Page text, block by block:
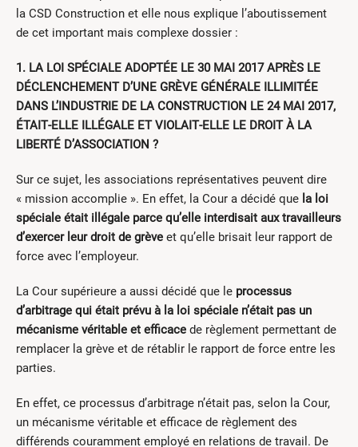
la CSD Construction et elle nous explique l’aboutissement
de cet important mais complexe dossier :
1. LA LOI SPÉCIALE ADOPTÉE LE 30 MAI 2017 APRÈS LE
DÉCLENCHEMENT D’UNE GRÈVE GÉNÉRALE ILLIMITÉE
DANS L’INDUSTRIE DE LA CONSTRUCTION LE 24 MAI 2017,
ÉTAIT‐ELLE ILLÉGALE ET VIOLAIT‐ELLE LE DROIT À LA
LIBERTÉ D’ASSOCIATION ?
Sur ce sujet, les associations représentatives peuvent dire
« mission accomplie ». En effet, la Cour a décidé que la loi
spéciale était illégale parce qu’elle interdisait aux travailleurs
d’exercer leur droit de grève et qu’elle brisait leur rapport de
force avec l’employeur.
La Cour supérieure a aussi décidé que le processus
d’arbitrage qui était prévu à la loi spéciale n’était pas un
mécanisme véritable et efficace de règlement permettant de
remplacer la grève et de rétablir le rapport de force entre les
parties.
En effet, ce processus d’arbitrage n’était pas, selon la Cour,
un mécanisme véritable et efficace de règlement des
différends couramment employé en relations de travail. De